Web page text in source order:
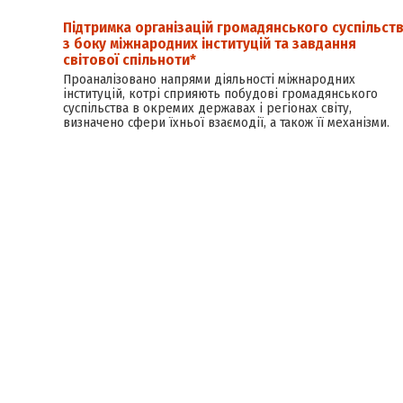
Підтримка організацій громадянського
з боку міжнародних інституцій та завдання
світової спільноти*
Проаналізовано напрями діяльності міжнародних
інституцій, котрі сприяють побудові громадянського
суспільства в окремих державах і регіонах світу,
визначено сфери їхньої взаємодії, а також її механізми.